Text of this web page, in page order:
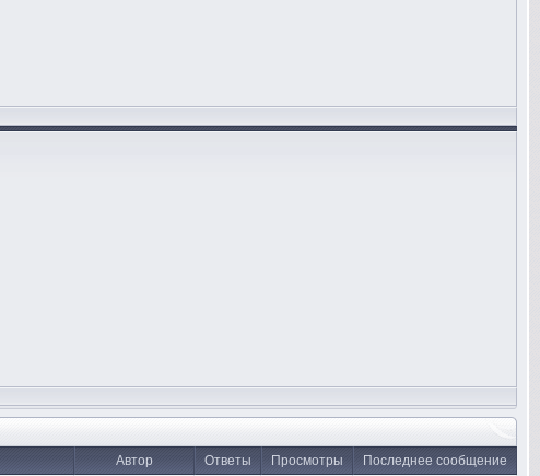
Автор Ответы Просмотры Последнее сообщение